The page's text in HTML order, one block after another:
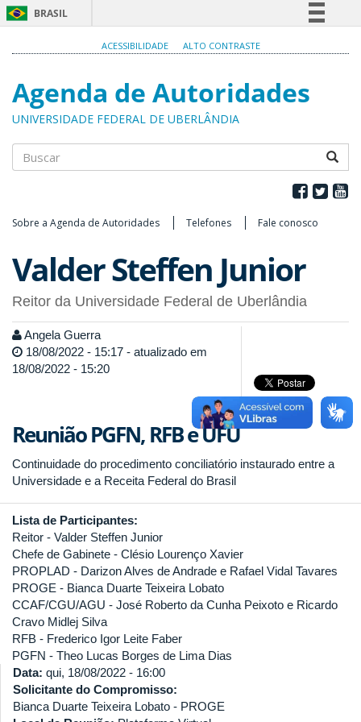
BRASIL
Participe
Acesso à informação
ACESSIBILIDADE ALTO CONTRASTE
Agenda de Autoridades
UNIVERSIDADE FEDERAL DE UBERLÂNDIA
Sobre a Agenda de Autoridades Telefones Fale conosco
Valder Steffen Junior
Reitor da Universidade Federal de Uberlândia
Angela Guerra
18/08/2022 - 15:17 - atualizado em
18/08/2022 - 15:20
Reunião PGFN, RFB e UFU
Continuidade do procedimento conciliatório instaurado entre a
Universidade e a Receita Federal do Brasil
Lista de Participantes:
Reitor - Valder Steffen Junior
Chefe de Gabinete - Clésio Lourenço Xavier
PROPLAD - Darizon Alves de Andrade e Rafael Vidal Tavares
PROGE - Bianca Duarte Teixeira Lobato
CCAF/CGU/AGU - José Roberto da Cunha Peixoto e Ricardo
Cravo Midlej Silva
RFB - Frederico Igor Leite Faber
PGFN - Theo Lucas Borges de Lima Dias
Data: qui, 18/08/2022 - 16:00
Solicitante do Compromisso:
Bianca Duarte Teixeira Lobato - PROGE